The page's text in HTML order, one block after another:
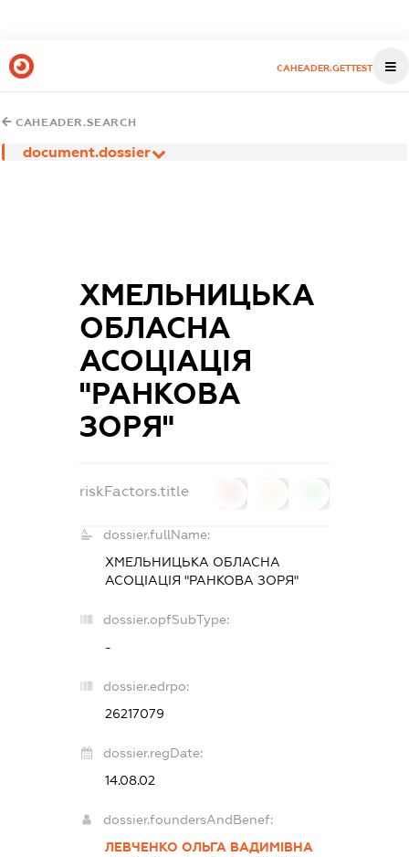
CAHEADER.GETTEST
CAHEADER.SEARCH
document.dossier
ХМЕЛЬНИЦЬКА
ОБЛАСНА
АСОЦІАЦІЯ
"РАНКОВА
ЗОРЯ"
riskFactors.title
dossier.fullName:
ХМЕЛЬНИЦЬКА ОБЛАСНА
АСОЦІАЦІЯ "РАНКОВА ЗОРЯ"
dossier.opfSubType:
-
dossier.edrpo:
26217079
dossier.regDate:
14.08.02
dossier.foundersAndBenef:
ЛЕВЧЕНКО ОЛЬГА ВАДИМІВНА